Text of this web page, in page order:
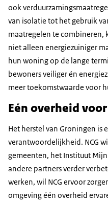
ook
van isolatie tot het gebruik
maatregelen te combineren,
niet alleen energiezuiniger
hun woning op de lange
bewoners veiliger én
meer toekomstwaarde voor
Eén overheid
Het herstel van Groningen is
verantwoordelijkheid. NCG
gemeenten, het Instituut
andere partners verder
werken, wil NCG ervoor
omgeving één overheid